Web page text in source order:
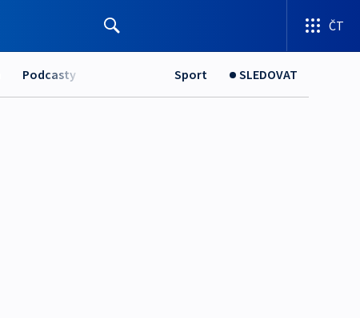
ČT
Podcasty Sport SLEDOVAT